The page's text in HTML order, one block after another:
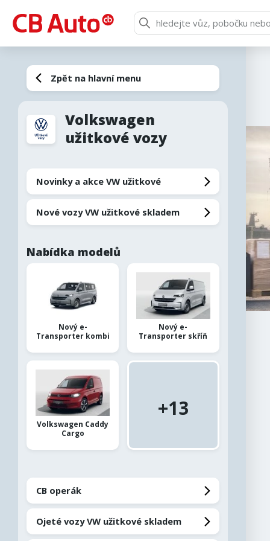
O společnosti
Zpět na hlavní menu
Volkswagen
užitkové vozy
Novinky a akce VW užitkové
Nové vozy VW užitkové skladem
Nabídka modelů
Nový e-
Transporter kombi
Nový e-
Transporter skříň
Volkswagen Caddy
Cargo
+13
CB operák
Ojeté vozy VW užitkové skladem
Nové vozy skladem
Ojeté vozy
Aktuálně
Servis a služby
Díly a příslušenství
Fleetový program
Autopůjčovna
Elektromobilita